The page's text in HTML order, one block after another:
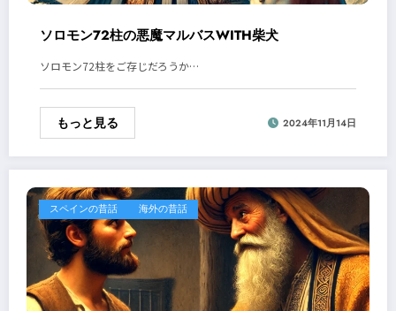
ソロモン72柱の悪魔マルバスWITH柴犬
ソロモン72柱をご存じだろうか…
もっと見る 2024年11月14日
スペインの昔話 海外の昔話